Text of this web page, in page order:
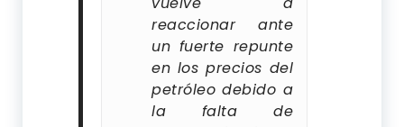
reaccionar ante
un fuerte repunte
en los precios del
petróleo debido a
la falta de